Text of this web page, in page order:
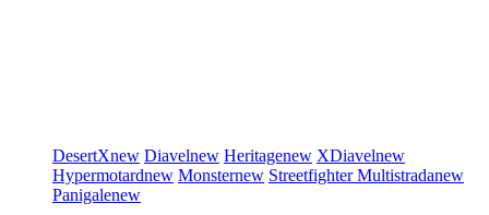
DesertXnew Diavelnew Heritagenew XDiavelnew
Hypermotardnew Monsternew StreetfighterMultistradanew
Panigalenew